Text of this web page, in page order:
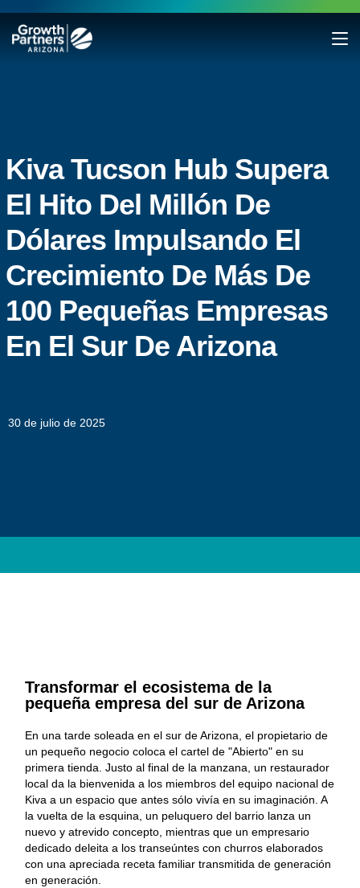
Kiva Tucson Hub Supera
El Hito Del Millón De
Dólares Impulsando El
Crecimiento De Más De
100 Pequeñas Empresas
En El Sur De Arizona
30 de julio de 2025
Transformar el ecosistema de la
pequeña empresa del sur de Arizona
En una tarde soleada en el sur de Arizona, el propietario de
un pequeño negocio coloca el cartel de "Abierto" en su
primera tienda. Justo al final de la manzana, un restaurador
local da la bienvenida a los miembros del equipo nacional de
Kiva a un espacio que antes sólo vivía en su imaginación. A
la vuelta de la esquina, un peluquero del barrio lanza un
nuevo y atrevido concepto, mientras que un empresario
dedicado deleita a los transeúntes con churros elaborados
con una apreciada receta familiar transmitida de generación
en generación.